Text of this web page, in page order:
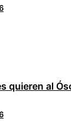
quieren al